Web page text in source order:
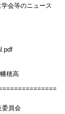
会等のニュース
穂高
委員会